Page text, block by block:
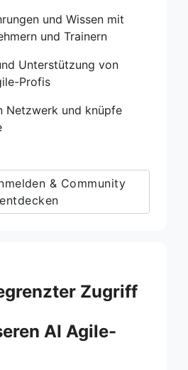
und Wissen mit
und Trainern
Unterstützung von
Profis
Netzwerk und knüpfe
& Community
entdecken
Zugriff
AI Agile-